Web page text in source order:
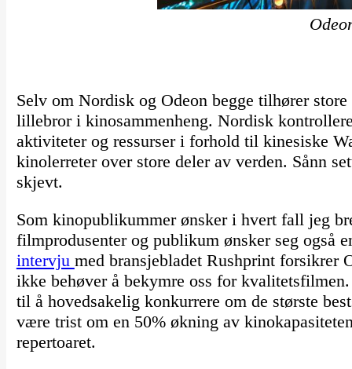
Selv om Nordisk og Odeon begge tilhører
lillebror i kinosammenheng. Nordisk
aktiviteter og ressurser i forhold til kinesiske
kinolerreter over store deler av verden. Sånn
skjevt.
Som kinopublikummer ønsker i hvert fall jeg
filmprodusenter og publikum ønsker seg også
intervju med bransjebladet Rushprint forsikrer
ikke behøver å bekymre oss for
til å hovedsakelig konkurrere om de største
være trist om en 50% økning av
repertoaret.